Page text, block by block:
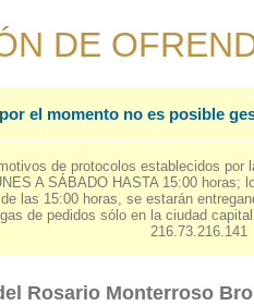
DE
el momento no es posible
de protocolos establecidos por
A SÁBADO HASTA 15:00 horas;
las 15:00 horas, se estarán
de pedidos sólo en la ciudad
216.73.216.141
Rosario Monterroso